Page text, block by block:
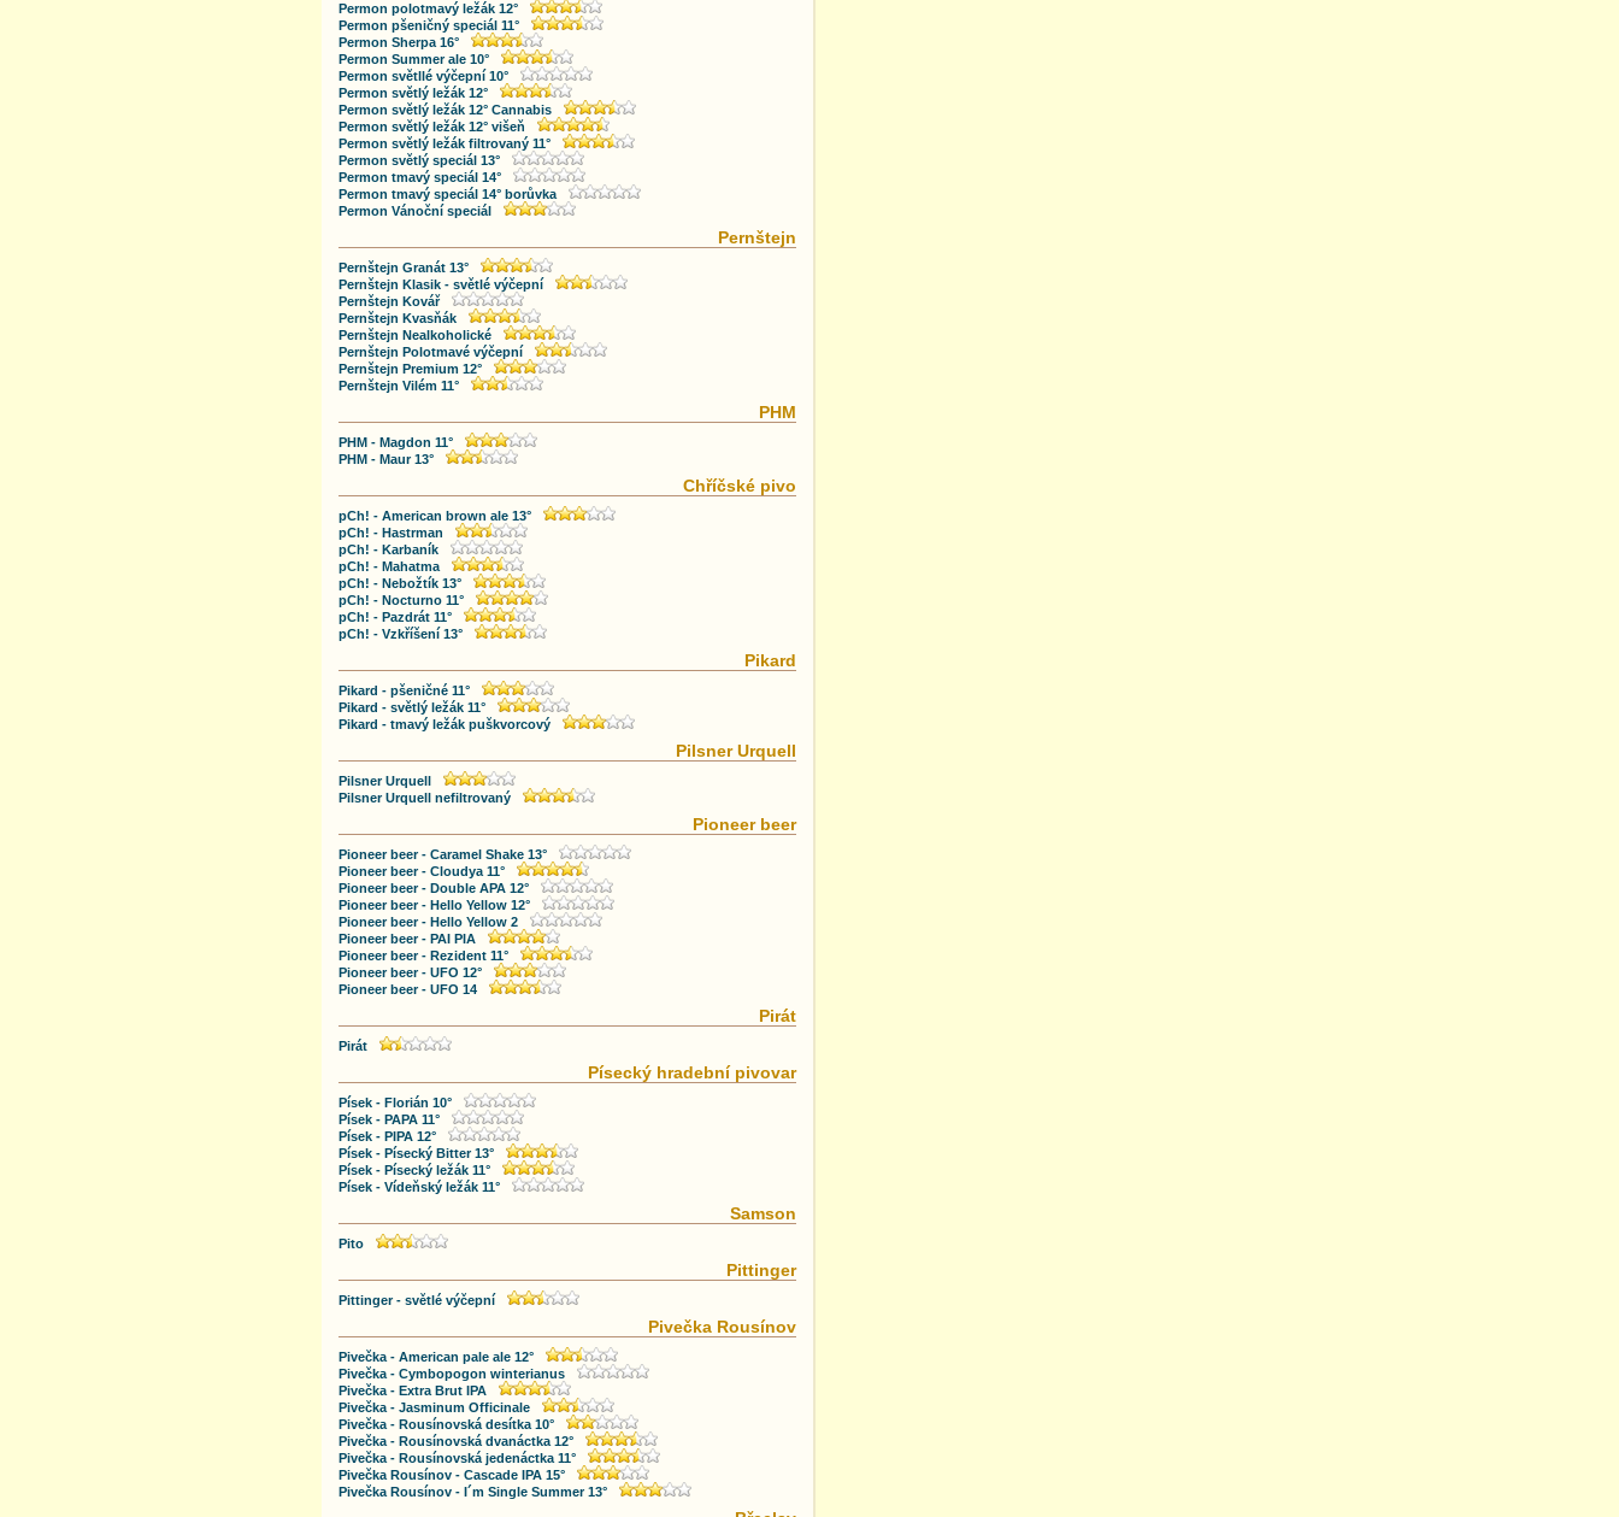
Permon polotmavý ležák 12°
Permon pšeničný speciál 11°
Permon Sherpa 16°
Permon Summer ale 10°
Permon světllé výčepní 10°
Permon světlý ležák 12°
Permon světlý ležák 12° Cannabis
Permon světlý ležák 12° višeň
Permon světlý ležák filtrovaný 11°
Permon světlý speciál 13°
Permon tmavý speciál 14°
Permon tmavý speciál 14° borůvka
Permon Vánoční speciál
Pernštejn
Pernštejn Granát 13°
Pernštejn Klasik - světlé výčepní
Pernštejn Kovář
Pernštejn Kvasňák
Pernštejn Nealkoholické
Pernštejn Polotmavé výčepní
Pernštejn Premium 12°
Pernštejn Vilém 11°
PHM
PHM - Magdon 11°
PHM - Maur 13°
Chříčské pivo
pCh! - American brown ale 13°
pCh! - Hastrman
pCh! - Karbaník
pCh! - Mahatma
pCh! - Nebožtík 13°
pCh! - Nocturno 11°
pCh! - Pazdrát 11°
pCh! - Vzkříšení 13°
Pikard
Pikard - pšeničné 11°
Pikard - světlý ležák 11°
Pikard - tmavý ležák puškvorcový
Pilsner Urquell
Pilsner Urquell
Pilsner Urquell nefiltrovaný
Pioneer beer
Pioneer beer - Caramel Shake 13°
Pioneer beer - Cloudya 11°
Pioneer beer - Double APA 12°
Pioneer beer - Hello Yellow 12°
Pioneer beer - Hello Yellow 2
Pioneer beer - PAI PIA
Pioneer beer - Rezident 11°
Pioneer beer - UFO 12°
Pioneer beer - UFO 14
Pirát
Pirát
Písecký hradební pivovar
Písek - Florián 10°
Písek - PAPA 11°
Písek - PIPA 12°
Písek - Písecký Bitter 13°
Písek - Písecký ležák 11°
Písek - Vídeňský ležák 11°
Samson
Pito
Pittinger
Pittinger - světlé výčepní
Pivečka Rousínov
Pivečka - American pale ale 12°
Pivečka - Cymbopogon winterianus
Pivečka - Extra Brut IPA
Pivečka - Jasminum Officinale
Pivečka - Rousínovská desítka 10°
Pivečka - Rousínovská dvanáctka 12°
Pivečka - Rousínovská jedenáctka 11°
Pivečka Rousínov - Cascade IPA 15°
Pivečka Rousínov - I´m Single Summer 13°